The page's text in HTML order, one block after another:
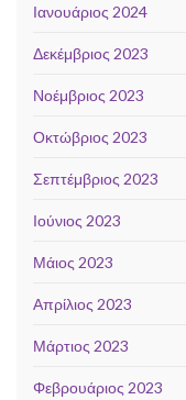
Ιανουάριος 2024
Δεκέμβριος 2023
Νοέμβριος 2023
Οκτώβριος 2023
Σεπτέμβριος 2023
Ιούνιος 2023
Μάιος 2023
Απρίλιος 2023
Μάρτιος 2023
Φεβρουάριος 2023